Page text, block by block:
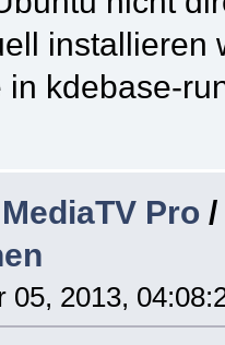
installieren
in kdebase-
Pro
05, 2013,